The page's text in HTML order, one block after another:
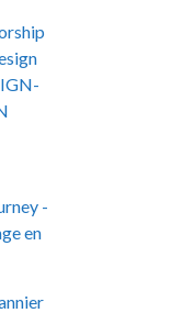
-
en